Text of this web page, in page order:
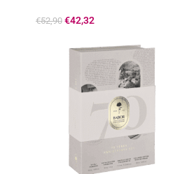
€52,90 €42,32